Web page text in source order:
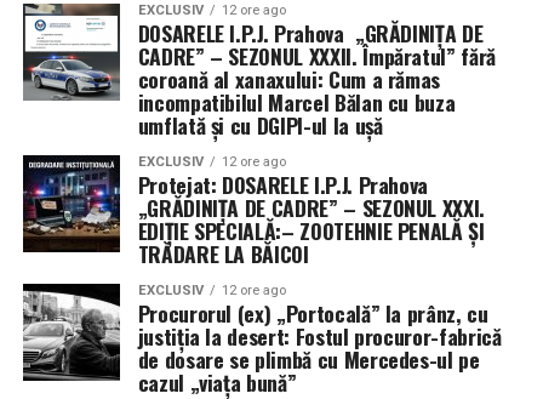
EXCLUSIV 12 ore ago
DOSARELE I.P.J. Prahova „GRĂDINIȚA DE
CADRE” – SEZONUL XXXII. Împăratul” fără
coroană al xanaxului: Cum a rămas
incompatibilul Marcel Bălan cu buza
umflată și cu DGIPI-ul la ușă
EXCLUSIV 12 ore ago
Protejat: DOSARELE I.P.J. Prahova
„GRĂDINIȚA DE CADRE” – SEZONUL XXXI.
EDIȚIE SPECIALĂ:– ZOOTEHNIE PENALĂ ȘI
TRĂDARE LA BĂICOI
EXCLUSIV 12 ore ago
Procurorul (ex) „Portocală” la prânz, cu
justiția la desert: Fostul procuror-fabrică
de dosare se plimbă cu Mercedes-ul pe
cazul „viața bună”